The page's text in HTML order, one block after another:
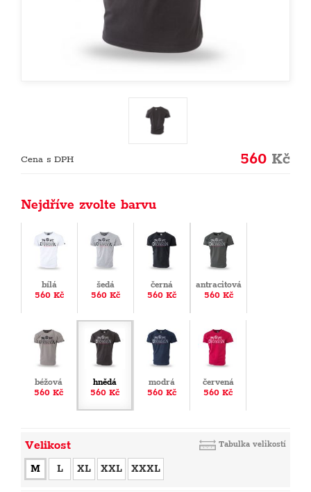
Cena s DPH 560 Kč
Nejdříve zvolte barvu
bílá
560 Kč
šedá
560 Kč
černá
560 Kč
antracitová
560 Kč
béžová
560 Kč
hnědá
560 Kč
modrá
560 Kč
červená
560 Kč
Velikost Tabulka velikostí
M L XL XXL XXXL